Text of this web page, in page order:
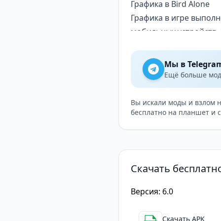
Графика в Bird Alone
Графика в игре
мобильных
Однако, как и многие
уровням и функциям
Bird Alone — это
визуальным стилем и
и запоминающееся,
Мы в
Ещё больше
Вы искали моды и взлом
бесплатно на планшет и
Скачать
Версия: 6.0
Скачать APK